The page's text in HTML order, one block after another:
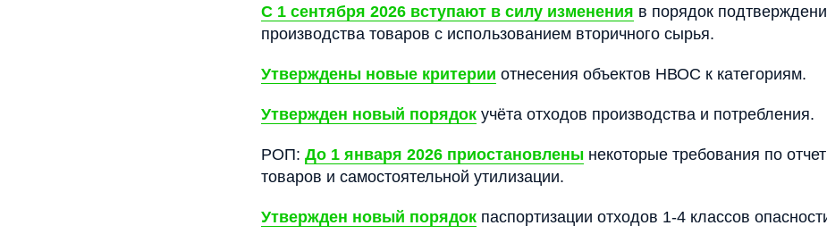
С 1 сентября 2026 вступают в силу изменения в порядок
производства товаров с использованием вторичного сырья.
Утверждены новые критерии отнесения объектов НВОС к категориям.
Утвержден новый порядок учёта отходов производства и потребления.
РОП: До 1 января 2026 приостановлены некоторые требования по
товаров и самостоятельной утилизации.
Утвержден новый порядок паспортизации отходов 1-4 классов